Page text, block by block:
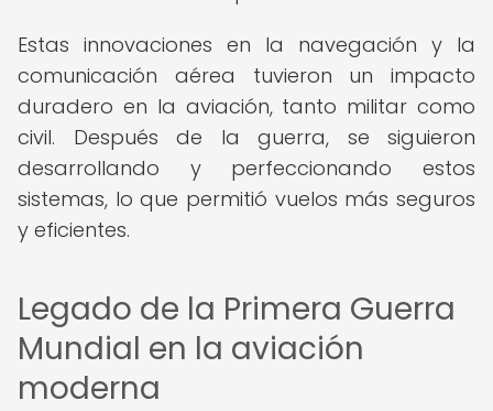
Estas innovaciones en la navegación y la
comunicación aérea tuvieron un impacto
duradero en la aviación, tanto militar como
civil. Después de la guerra, se siguieron
desarrollando y perfeccionando estos
sistemas, lo que permitió vuelos más seguros
y eficientes.
Legado de la Primera Guerra
Mundial en la aviación
moderna